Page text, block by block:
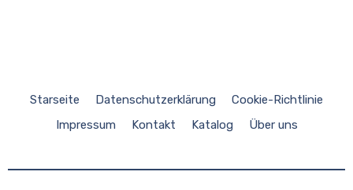
Starseite Datenschutzerklärung
Cookie-Richtlinie
Impressum
Kontakt Katalog Über uns